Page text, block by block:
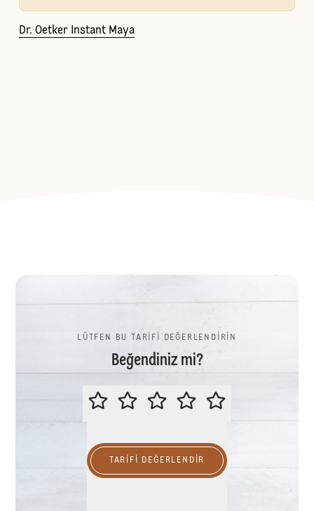
Dr. Oetker Instant Maya
LÜTFEN BU TARİFİ DEĞERLENDİRİN
Beğendiniz mi?
LÜTFEN BU TARİFİ
TARIFI DEĞERLENDİR